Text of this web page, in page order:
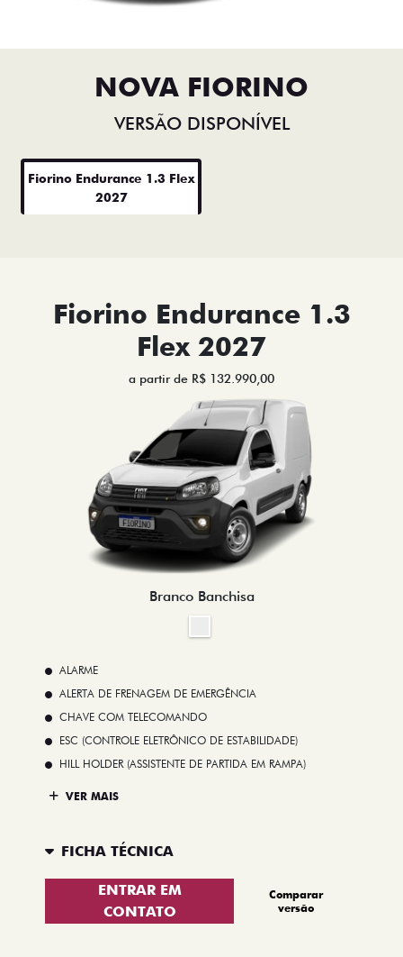
NOVA FIORINO
VERSÃO DISPONÍVEL
Fiorino Endurance 1.3 Flex
2027
Fiorino Endurance 1.3
Flex 2027
a partir de R$ 132.990,00
Branco Banchisa
ALARME
ALERTA DE FRENAGEM DE EMERGÊNCIA
CHAVE COM TELECOMANDO
ESC (CONTROLE ELETRÔNICO DE ESTABILIDADE)
HILL HOLDER (ASSISTENTE DE PARTIDA EM RAMPA)
VER MAIS
FICHA TÉCNICA
ENTRAR EM
CONTATO
Comparar
versão